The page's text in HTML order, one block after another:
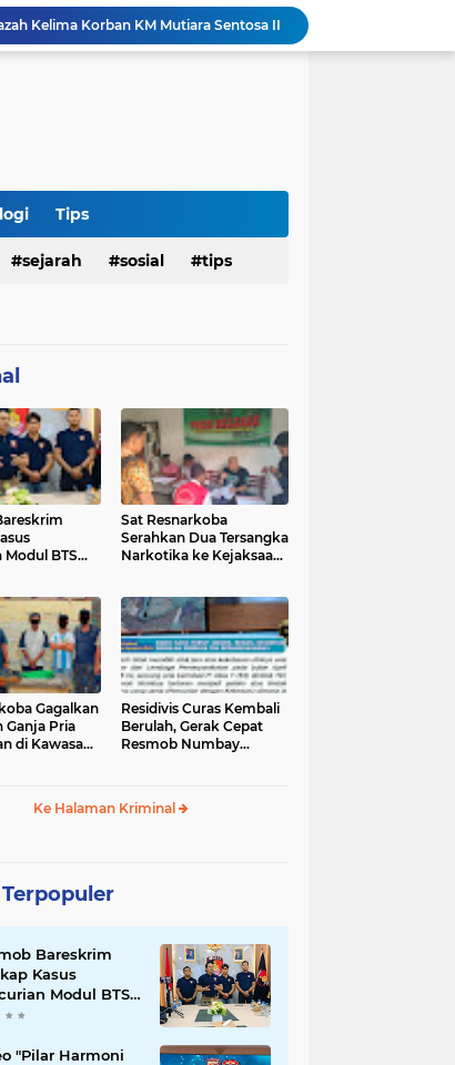
Kelima Korban KM Mutiara Sentosa II
Polresta Denpasar Ungkap Kasus Narkoba, Temukan Senpi dan Airsoft Gun Saat Pengerebekan
Tragedi Dini Hari Jembatan Merah Youtefa, Tim Gabungan Evakuasi Korban Pemancing Jatuh ke Laut
Tips
sejarah sosial tips
Modul BTS
Sat Resnarkoba
Serahkan Dua Tersangka
Narkotika ke Kejaksaan
Gagalkan
Ganja Pria
di Kawasan
‎Residivis Curas Kembali
Berulah, Gerak Cepat
Resmob Numbay
Ke Halaman Kriminal
Bareskrim
Kasus
Modul BTS
Rp.60 Miliar,
"Pilar Harmoni